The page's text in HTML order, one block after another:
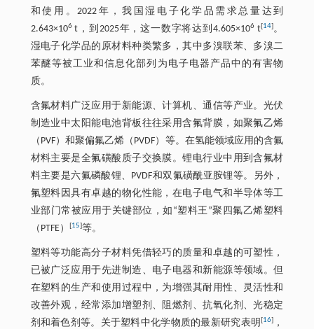
和使用。2022年，我国湿电子化学品需求总量达到
2.643×106t，到2025年，这一数字将达到4.605×106t[14]。
湿电子化学品的原材料种类繁多，其中多溴联苯、多溴二
苯醚等被工业和信息化部列为电子电器产品中的有害物
质。
含氟材料广泛应用于新能源、计算机、通信等产业。光伏
制造业中太阳能电池背板往往采用含氟背膜，如聚氟乙烯
（PVF）和聚偏氟乙烯（PVDF）等。在氢能领域应用的含氟
材料主要是全氟磺酸质子交换膜。锂电行业中用到含氟材
料主要是六氟磷酸锂、PVDF和双氟磺酰亚胺锂等。另外，
氟塑料因具有卓越的物化性能，在电子电气和半导体等工
业部门常被应用于关键部位，如“塑料王”聚四氟乙烯塑料
（PTFE）
[15]等。
塑料等功能高分子材料凭借轻巧的质量和卓越的可塑性，
已被广泛应用于先进制造、电子电器和新能源等领域。但
在塑料的生产和使用过程中，为增强其耐用性、灵活性和
改善外观，经常添加增塑剂、阻燃剂、抗氧化剂、光稳定
剂和着色剂等。关于塑料中化学物质的最新研究表明[16]
，